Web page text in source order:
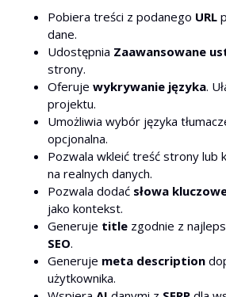
Pobiera treści z podanego URL
dane.
Udostępnia Zaawansowane
strony.
Oferuje wykrywanie języka.
projektu.
Umożliwia wybór języka
opcjonalna.
Pozwala wkleić treść strony lub
na realnych danych.
Pozwala dodać słowa
jako kontekst.
Generuje title zgodnie z
SEO.
Generuje meta description
użytkownika.